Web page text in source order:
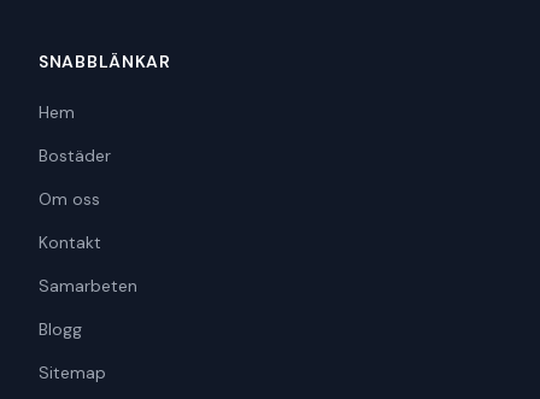
SNABBLÄNKAR
Hem
Bostäder
Om oss
Kontakt
Samarbeten
Blogg
Sitemap